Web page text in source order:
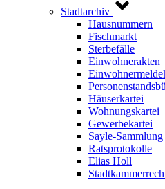
Stadtarchiv
Hausnummern
Fischmarkt
Sterbefälle
Einwohnerakten
Häuserkartei
Wohnungskartei
Gewerbekartei
Sayle-Sammlung
Ratsprotokolle
Elias Holl